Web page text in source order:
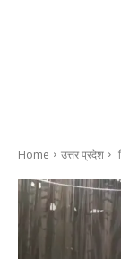
Home उत्तर प्रदेश